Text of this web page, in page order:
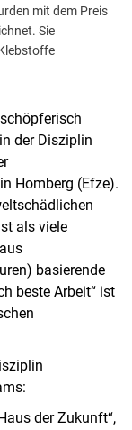
mit dem Preis
Sie
der Disziplin
Homberg (Efze).
als viele
basierende
beste Arbeit“ ist
der Zukunft“,